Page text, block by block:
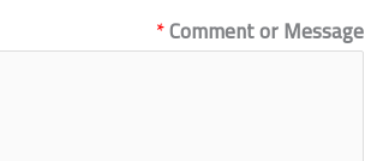
Comment or Message
*